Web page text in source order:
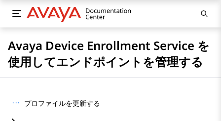
Avaya Device Enrollment Service を
使用してエンドポイントを管理する
··· プロファイルを更新する